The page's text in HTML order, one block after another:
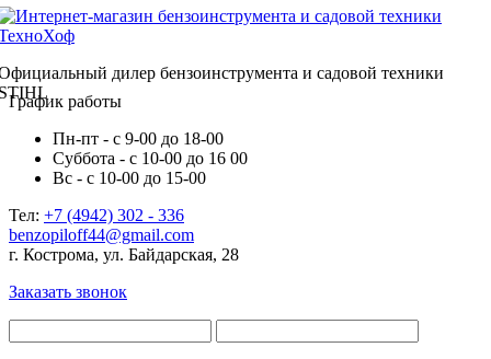
дилер бензоинструмента и садовой техники
График работы
Пн-пт - с 9-00 до 18-00
Суббота - с 10-00 до 16 00
Вс - с 10-00 до 15-00
Тел: +7 (4942) 302 - 336
benzopiloff44@gmail.com
г. Кострома, ул. Байдарская, 28
Заказать звонок